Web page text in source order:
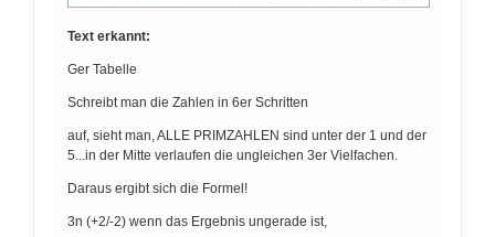
Text erkannt:
Ger Tabelle
Schreibt man die Zahlen in 6er Schritten
auf, sieht man, ALLE PRIMZAHLEN sind unter der 1 und der
5...in der Mitte verlaufen die ungleichen 3er Vielfachen.
Daraus ergibt sich die Formel!
3n (+2/-2) wenn das Ergebnis ungerade ist,